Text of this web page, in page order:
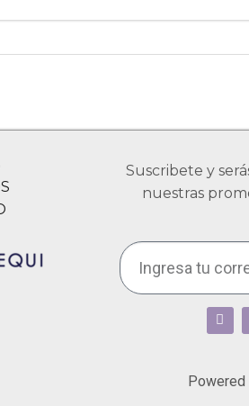
Suscribete y
nuestras
Powered